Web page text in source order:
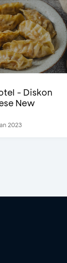
- Diskon
New
2023